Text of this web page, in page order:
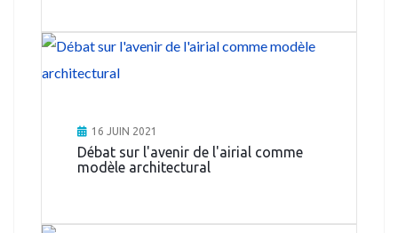
16 JUIN 2021
Débat sur l'avenir de l'airial comme
modèle architectural